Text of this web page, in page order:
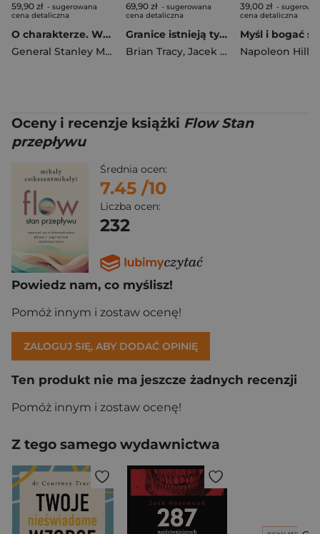
59,90 zł - sugerowana
cena detaliczna
O charakterze. Wybory, które kształtują życie
General Stanley McChrystal
69,90 zł - sugerowana
cena detaliczna
Granice istnieją tylko w twojej głowie. Na 100%. Bez wymówek. Bez półśrodków
Brian Tracy, Jacek Walkiewicz ,Kamil
39,00 zł -
cena detaliczna
Napoleon Hill
Oceny i recenzje książki Flow Stan
przepływu
Średnia ocen:
7.45 /10
Liczba ocen:
232
Powiedz nam, co myślisz!
Pomóż innym i zostaw ocenę!
ZALOGUJ SIĘ, ABY DODAĆ OPINIĘ
Ten produkt nie ma jeszcze żadnych recenzji
Pomóż innym i zostaw ocenę!
Z tego samego wydawnictwa